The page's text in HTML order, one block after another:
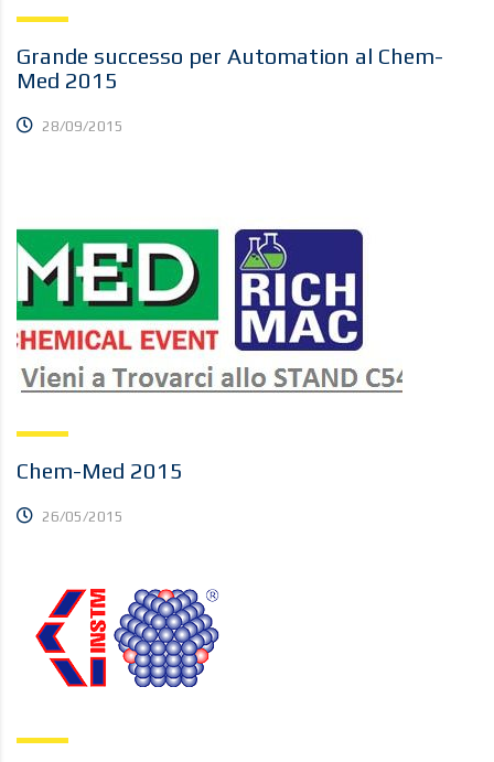
Grande successo per Automation al Chem-
Med 2015
28/09/2015
Chem-Med 2015
26/05/2015